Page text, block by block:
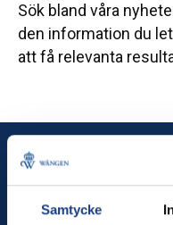
Samtycke
Sök bland våra
den information du
att få relevanta
Wången
Wången utbildar dig